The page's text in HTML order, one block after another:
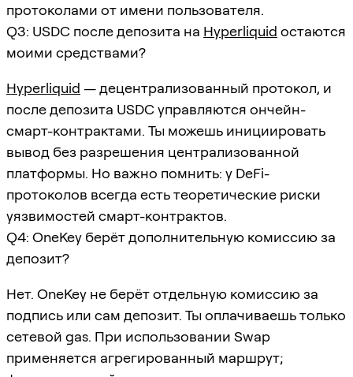
протоколами от имени пользователя.
Q3: USDC после депозита на Hyperliquid остаются
моими средствами?
Hyperliquid — децентрализованный протокол, и
после депозита USDC управляются ончейн-
смарт-контрактами. Ты можешь инициировать
вывод без разрешения централизованной
платформы. Но важно помнить: у DeFi-
протоколов всегда есть теоретические риски
уязвимостей смарт-контрактов.
Q4: OneKey берёт дополнительную комиссию за
депозит?
Нет. OneKey не берёт отдельную комиссию за
подпись или сам депозит. Ты оплачиваешь только
сетевой gas. При использовании Swap
применяется агрегированный маршрут;